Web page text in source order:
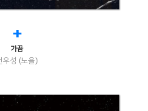
+
가끔
우성 (노을)